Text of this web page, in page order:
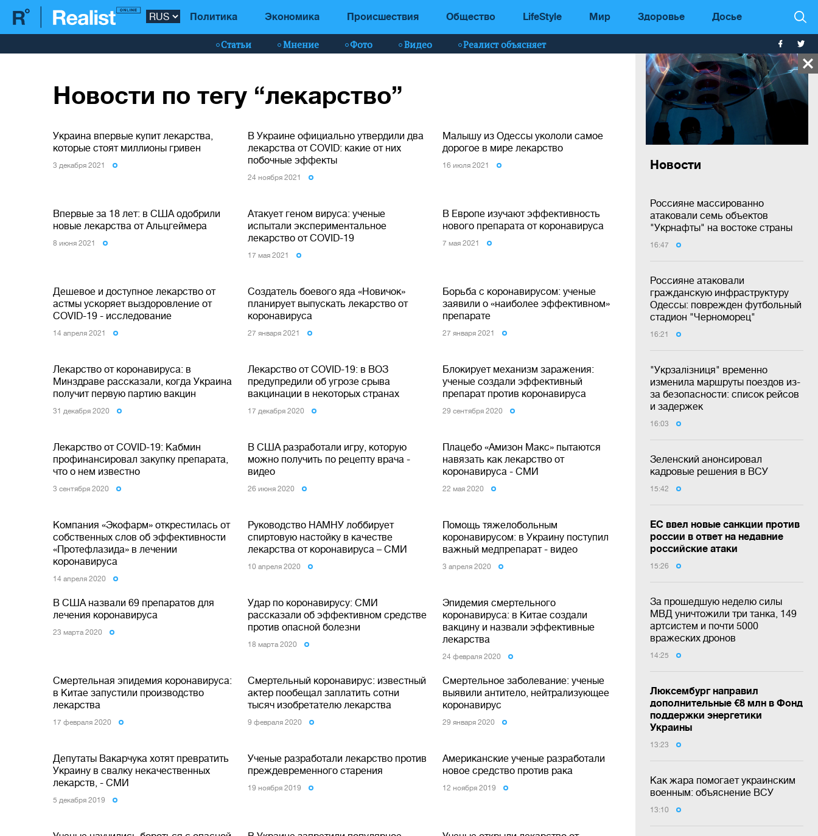
Политика Экономика Происшествия Общество LifeStyle Мир Здоровье Досье
Статьи Мнение Фото Видео Реалист объясняет
Новости
Россияне массированно
атаковали семь объектов
"Укрнафты" на востоке страны
16:47
Россияне атаковали
гражданскую инфраструктуру
Одессы: поврежден футбольный
стадион "Черноморец"
16:21
"Укрзалізниця" временно
изменила маршруты поездов из-
за безопасности: список рейсов
и задержек
16:03
Зеленский анонсировал
кадровые решения в ВСУ
15:42
ЕС ввел новые санкции против
россии в ответ на недавние
российские атаки
15:26
За прошедшую неделю силы
МВД уничтожили три танка, 149
артсистем и почти 5000
вражеских дронов
14:25
Люксембург направил
дополнительные €8 млн в Фонд
поддержки энергетики
Украины
13:23
Как жара помогает украинским
военным: объяснение ВСУ
13:10
Новости по тегу “лекарство”
Украина впервые купит лекарства,
которые стоят миллионы гривен
3 декабря 2021
В Украине официально утвердили два
лекарства от COVID: какие от них
побочные эффекты
24 ноября 2021
Малышу из Одессы укололи самое
дорогое в мире лекарство
16 июля 2021
Впервые за 18 лет: в США одобрили
новые лекарства от Альцгеймера
8 июня 2021
Атакует геном вируса: ученые
испытали экспериментальное
лекарство от COVID-19
17 мая 2021
В Европе изучают эффективность
нового препарата от коронавируса
7 мая 2021
Дешевое и доступное лекарство от
астмы ускоряет выздоровление от
COVID-19 - исследование
14 апреля 2021
Создатель боевого яда «Новичок»
планирует выпускать лекарство от
коронавируса
27 января 2021
Борьба с коронавирусом: ученые
заявили о «наиболее эффективном»
препарате
27 января 2021
Лекарство от коронавируса: в
Минздраве рассказали, когда Украина
получит первую партию вакцин
31 декабря 2020
Лекарство от COVID-19: в ВОЗ
предупредили об угрозе срыва
вакцинации в некоторых странах
17 декабря 2020
Блокирует механизм заражения:
ученые создали эффективный
препарат против коронавируса
29 сентября 2020
Лекарство от COVID-19: Кабмин
профинансировал закупку препарата,
что о нем известно
3 сентября 2020
В США разработали игру, которую
можно получить по рецепту врача -
видео
26 июня 2020
Плацебо «Амизон Макс» пытаются
навязать как лекарство от
коронавируса - СМИ
22 мая 2020
Компания «Экофарм» открестилась от
собственных слов об эффективности
«Протефлазида» в лечении
коронавируса
14 апреля 2020
Руководство НАМНУ лоббирует
спиртовую настойку в качестве
лекарства от коронавируса – СМИ
10 апреля 2020
Помощь тяжелобольным
коронавирусом: в Украину поступил
важный медпрепарат - видео
3 апреля 2020
В США назвали 69 препаратов для
лечения коронавируса
23 марта 2020
Удар по коронавирусу: СМИ
рассказали об эффективном средстве
против опасной болезни
18 марта 2020
Эпидемия смертельного
коронавируса: в Китае создали
вакцину и назвали эффективные
лекарства
24 февраля 2020
Смертельная эпидемия коронавируса:
в Китае запустили производство
лекарства
17 февраля 2020
Смертельный коронавирус: известный
актер пообещал заплатить сотни
тысяч изобретателю лекарства
9 февраля 2020
Смертельное заболевание: ученые
выявили антитело, нейтрализующее
коронавирус
29 января 2020
Депутаты Вакарчука хотят превратить
Украину в свалку некачественных
лекарств, - СМИ
5 декабря 2019
Ученые разработали лекарство против
преждевременного старения
19 ноября 2019
Американские ученые разработали
новое средство против рака
12 ноября 2019